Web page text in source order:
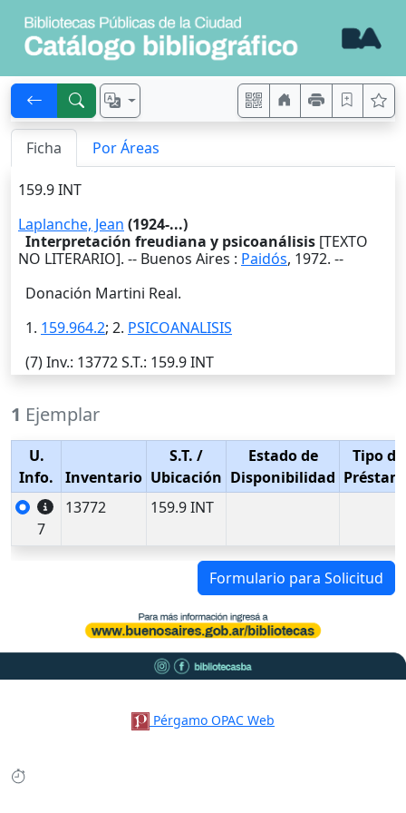
Ficha Por Áreas
159.9 INT
Laplanche, Jean (1924-...)
Interpretación freudiana y psicoanálisis [TEXTO
NO LITERARIO]. -- Buenos Aires : Paidós, 1972. --
Donación Martini Real.
1. 159.964.2; 2. PSICOANALISIS
(7)Inv.: 13772S.T.: 159.9 INT
1 Ejemplar
U.
Info.
Inventario
S.T. /
Ubicación
Estado de
Disponibilidad
Tipo de
7
13772 159.9 INT
Formulario para Solicitud
Pérgamo OPAC Web